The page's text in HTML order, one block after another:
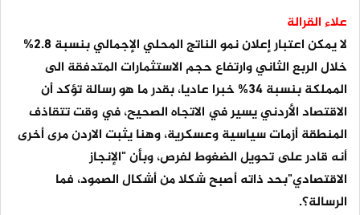
علاء القرالة
لا يمكن اعتبار إعلان نمو الناتج المحلي الإجمالي بنسبة 2.8%
خلال الربع الثاني وارتفاع حجم الاستثمارات المتدفقة الى
المملكة بنسبة 34% خبرا عاديا، بقدر ما هو رسالة تؤكد أن
الاقتصاد الأردني يسير في الاتجاه الصحيح، في وقت تتقاذف
المنطقة أزمات سياسية وعسكرية، وهنا يثبت الاردن مرى أخرى
أنه قادر على تحويل الضغوط لفرص، وبأن "الإنجاز
الاقتصادي"بحد ذاته أصبح شكلا من أشكال الصمود، فما
الرسالة؟.